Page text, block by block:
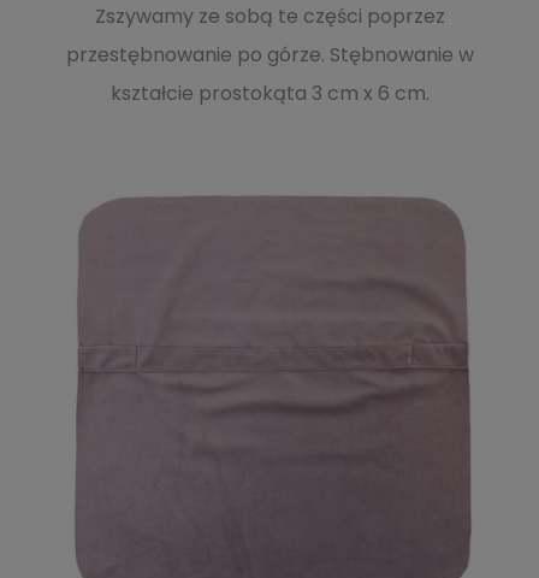
Zszywamy ze sobą te części poprzez
przestębnowanie po górze. Stębnowanie w
kształcie prostokąta 3 cm x 6 cm.